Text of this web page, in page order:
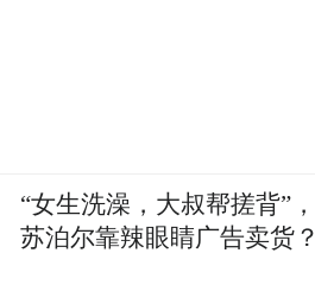
“女生洗澡，大叔帮搓背”，
苏泊尔靠辣眼睛广告卖货？